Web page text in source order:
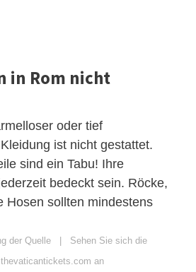
in Rom nicht
oder tief
ist nicht gestattet.
sind ein Tabu! Ihre
bedeckt sein. Röcke,
Hosen sollten mindestens
der Quelle | Sehen Sie sich die
an